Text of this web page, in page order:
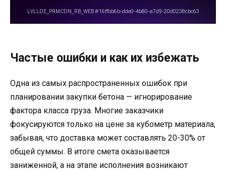
Частые ошибки и как их избежать
Одна из самых распространенных ошибок при
планировании закупки бетона — игнорирование
фактора класса груза. Многие заказчики
фокусируются только на цене за кубометр материала,
забывая, что доставка может составлять 20-30% от
общей суммы. В итоге смета оказывается
заниженной, а на этапе исполнения возникают